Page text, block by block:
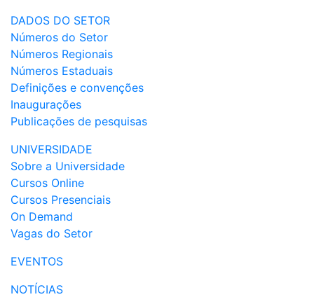
DADOS DO SETOR
Números do Setor
Números Regionais
Números Estaduais
Definições e convenções
Inaugurações
Publicações de pesquisas
UNIVERSIDADE
Sobre a Universidade
Cursos Online
Cursos Presenciais
On Demand
Vagas do Setor
EVENTOS
NOTÍCIAS